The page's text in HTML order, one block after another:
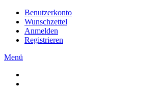
Benutzerkonto
Wunschzettel
Anmelden
Registrieren
Menü